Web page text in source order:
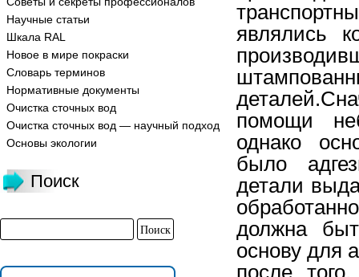
Научные статьи
Шкала RAL
Новое в мире покраски
Словарь терминов
Нормативные документы
Очистка сточных вод
Очистка сточных вод — научный подход
Основы экологии
Поиск
являлись
помощи
однако
было
детали
должна
основу для
после